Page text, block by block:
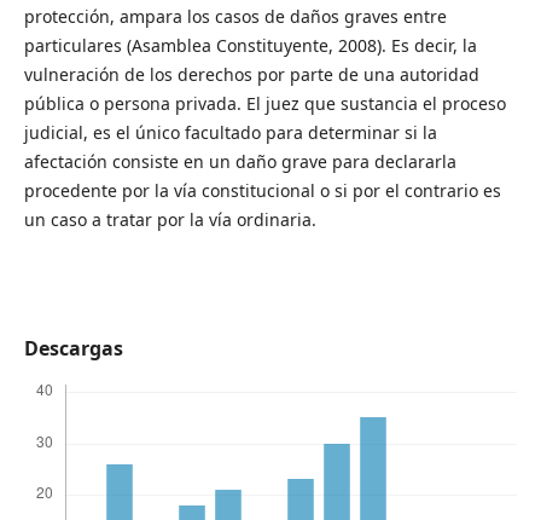
protección, ampara los casos de daños graves entre
particulares (Asamblea Constituyente, 2008). Es decir, la
vulneración de los derechos por parte de una autoridad
pública o persona privada. El juez que sustancia el proceso
judicial, es el único facultado para determinar si la
afectación consiste en un daño grave para declararla
procedente por la vía constitucional o si por el contrario es
un caso a tratar por la vía ordinaria.
Descargas